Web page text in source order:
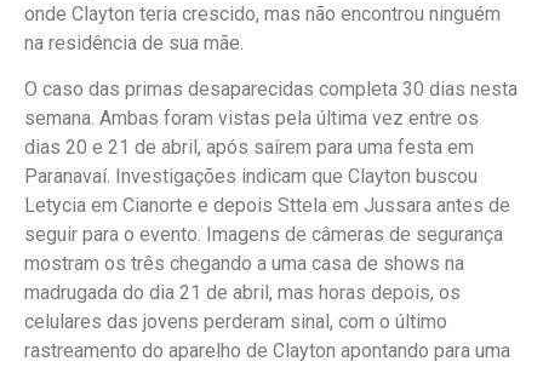
onde Clayton teria crescido, mas não encontrou ninguém
na residência de sua mãe.
O caso das primas desaparecidas completa 30 dias nesta
semana. Ambas foram vistas pela última vez entre os
dias 20 e 21 de abril, após saírem para uma festa em
Paranavaí. Investigações indicam que Clayton buscou
Letycia em Cianorte e depois Sttela em Jussara antes de
seguir para o evento. Imagens de câmeras de segurança
mostram os três chegando a uma casa de shows na
madrugada do dia 21 de abril, mas horas depois, os
celulares das jovens perderam sinal, com o último
rastreamento do aparelho de Clayton apontando para uma